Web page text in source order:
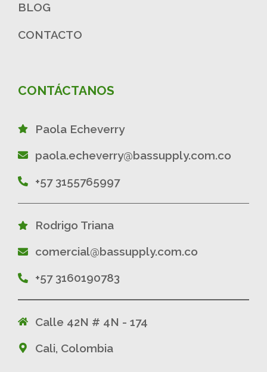
BLOG
CONTACTO
CONTÁCTANOS
Paola Echeverry
paola.echeverry@bassupply.com.co
+57 3155765997
Rodrigo Triana
comercial@bassupply.com.co
+57 3160190783
Calle 42N # 4N - 174
Cali, Colombia